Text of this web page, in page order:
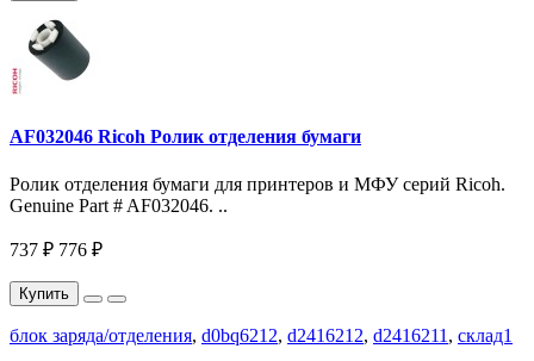
AF032046 Ricoh Ролик отделения бумаги
Ролик отделения бумаги для принтеров и МФУ серий Ricoh.
Genuine Part # AF032046. ..
737 ₽ 776 ₽
Купить
блок заряда/отделения, d0bq6212, d2416212, d2416211 , склад1